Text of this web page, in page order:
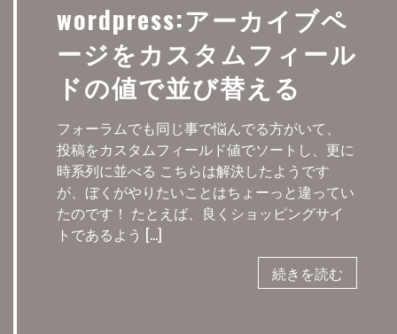
wordpress:アーカイブペ
ージをカスタムフィール
ドの値で並び替える
フォーラムでも同じ事で悩んでる方がいて、
投稿をカスタムフィールド値でソートし、更に
時系列に並べる こちらは解決したようです
が、ぼくがやりたいことはちょーっと違ってい
たのです！ たとえば、良くショッピングサイ
トであるよう […]
続きを読む